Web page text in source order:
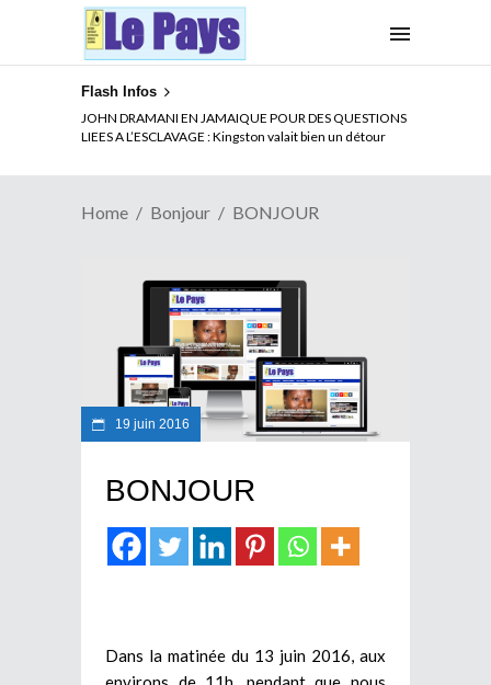
Flash Infos
JOHN DRAMANI EN JAMAIQUE POUR DES QUESTIONS
LIEES A L’ESCLAVAGE : Kingston valait bien un détour
Home Bonjour BONJOUR
19 juin 2016
BONJOUR
Dans la matinée du 13 juin 2016, aux